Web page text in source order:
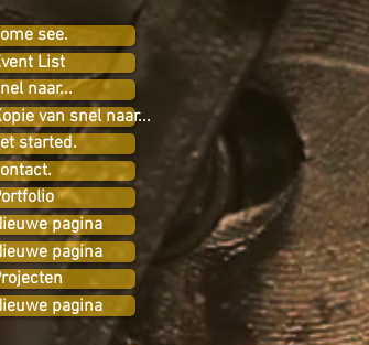
see.
List
naar...
van snel naar...
started.
pagina
pagina
pagina